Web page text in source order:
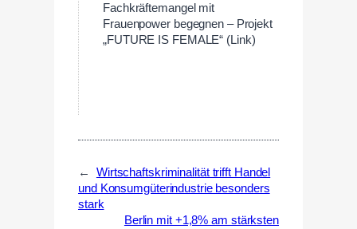
Fachkräftemangel mit
Frauenpower begegnen – Projekt
„FUTURE IS FEMALE“ (Link)
←
Wirtschaftskriminalität trifft Handel
und Konsumgüterindustrie besonders
stark
Berlin mit +1,8% am stärksten